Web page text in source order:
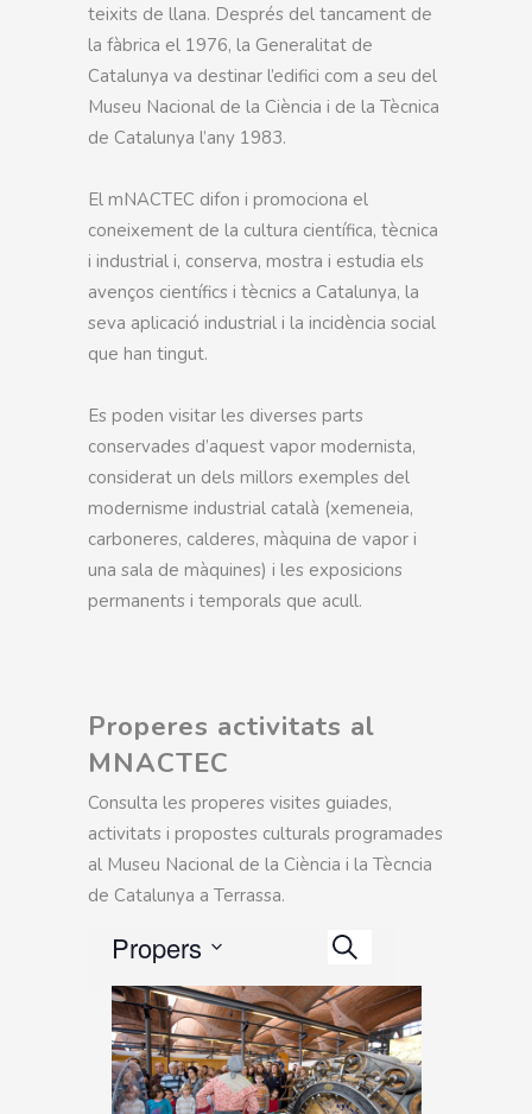
teixits de llana. Després del tancament de
la fàbrica el 1976, la Generalitat de
Catalunya va destinar l’edifici com a seu del
Museu Nacional de la Ciència i de la Tècnica
de Catalunya l’any 1983.
El mNACTEC difon i promociona el
coneixement de la cultura científica, tècnica
i industrial i, conserva, mostra i estudia els
avenços científics i tècnics a Catalunya, la
seva aplicació industrial i la incidència social
que han tingut.
Es poden visitar les diverses parts
conservades d’aquest vapor modernista,
considerat un dels millors exemples del
modernisme industrial català (xemeneia,
carboneres, calderes, màquina de vapor i
una sala de màquines) i les exposicions
permanents i temporals que acull.
Properes activitats al
MNACTEC
Consulta les properes visites guiades,
activitats i propostes culturals programades
al Museu Nacional de la Ciència i la Tècncia
de Catalunya a Terrassa.
Esdeveniments
Search
and
Views
Navigation
Navigation
Propers
Select
date.